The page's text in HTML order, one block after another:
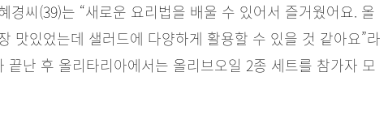
경씨(39)는 “새로운 요리법을 배울 수 있어서 즐거웠어요. 올
맛있었는데 샐러드에 다양하게 활용할 수 있을 것 같아요”라
끝난 후 올리타리아에서는 올리브오일 2종 세트를 참가자 모